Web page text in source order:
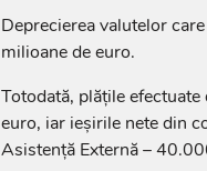
Deprecierea valutelor
milioane de euro.
Totodată, plățile
euro, iar ieșirile nete din
Asistență Externă –